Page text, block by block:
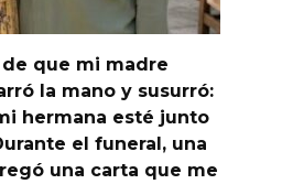
que mi madre
la mano y susurró:
hermana esté junto
el funeral, una
una carta que me